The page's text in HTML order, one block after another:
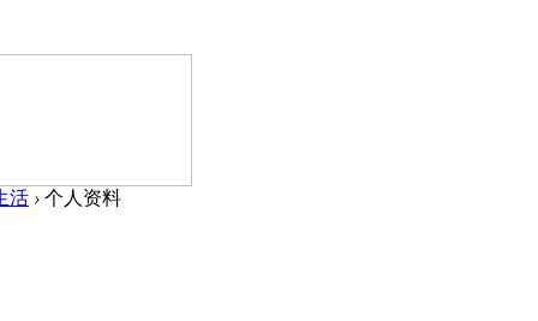
活 › 个人资料